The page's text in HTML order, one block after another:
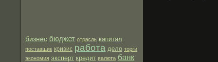
бизнес бюджет отрасль капитал
поставщик кризис работа дело торги
экономия эксперт кредит валюта банк